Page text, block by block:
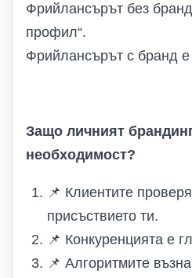
Фрийлансърът без
профил“.
Фрийлансърът с бранд е
Защо личният
необходимост?
📌 Клиентите
присъствието ти.
📌 Конкуренцията е
📌 Алгоритмите